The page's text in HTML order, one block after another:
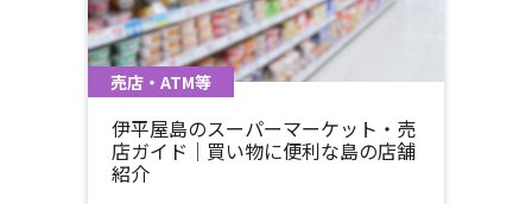
売店・ATM等
伊平屋島のスーパーマーケット・売
店ガイド｜買い物に便利な島の店舗
紹介